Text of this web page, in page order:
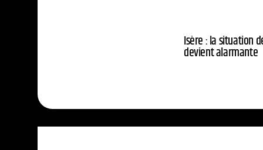
Isère : la situation
devient alarmante